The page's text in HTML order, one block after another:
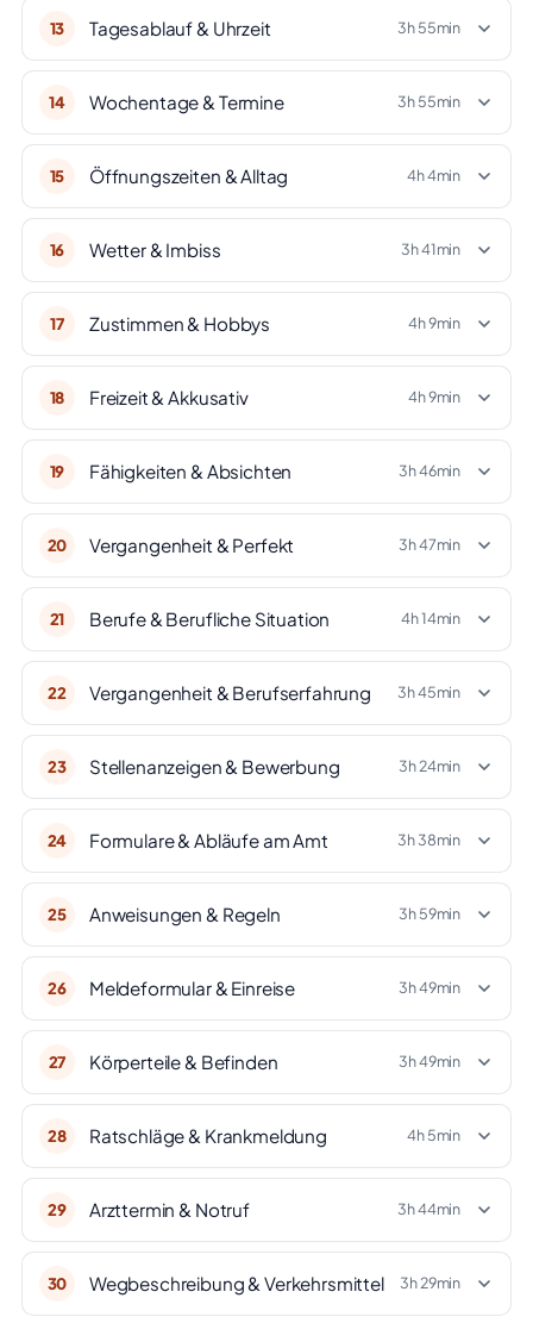
13 Tagesablauf & Uhrzeit 3h 55min
14 Wochentage & Termine 3h 55min
15 Öffnungszeiten & Alltag 4h 4min
16 Wetter & Imbiss 3h 41min
17 Zustimmen & Hobbys 4h 9min
18 Freizeit & Akkusativ 4h 9min
19 Fähigkeiten & Absichten 3h 46min
20 Vergangenheit & Perfekt 3h 47min
21 Berufe & Berufliche Situation 4h 14min
22 Vergangenheit & Berufserfahrung 3h 45min
23 Stellenanzeigen & Bewerbung 3h 24min
24 Formulare & Abläufe am Amt 3h 38min
25 Anweisungen & Regeln 3h 59min
26 Meldeformular & Einreise 3h 49min
27 Körperteile & Befinden 3h 49min
28 Ratschläge & Krankmeldung 4h 5min
29 Arzttermin & Notruf 3h 44min
30 Wegbeschreibung & Verkehrsmittel 3h 29min